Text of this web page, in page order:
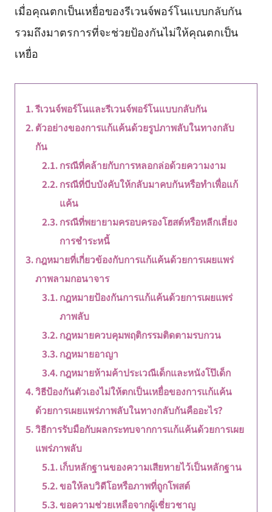
เมื่อคุณตกเป็นเหยื่อของรีเวนจ์พอร์โนแบบกลับกัน
รวมถึงมาตรการที่จะช่วยป้องกันไม่ให้คุณตกเป็น
เหยื่อ
รีเวนจ์พอร์โนและรีเวนจ์พอร์โนแบบกลับกัน
ตัวอย่างของการแก้แค้นด้วยรูปภาพลับในทางกลับ
กัน
กรณีที่คล้ายกับการหลอกล่อด้วยความงาม
กรณีที่บีบบังคับให้กลับมาคบกันหรือทำเพื่อแก้
แค้น
กรณีที่พยายามครอบครองโฮสต์หรือหลีกเลี่ยง
การชำระหนี้
กฎหมายที่เกี่ยวข้องกับการแก้แค้นด้วยการเผยแพร่
ภาพลามกอนาจาร
กฎหมายป้องกันการแก้แค้นด้วยการเผยแพร่
ภาพลับ
กฎหมายควบคุมพฤติกรรมติดตามรบกวน
กฎหมายอาญา
กฎหมายห้ามค้าประเวณีเด็กและหนังโป๊เด็ก
วิธีป้องกันตัวเองไม่ให้ตกเป็นเหยื่อของการแก้แค้น
ด้วยการเผยแพร่ภาพลับในทางกลับกันคืออะไร?
วิธีการรับมือกับผลกระทบจากการแก้แค้นด้วยการเผย
แพร่ภาพลับ
เก็บหลักฐานของความเสียหายไว้เป็นหลักฐาน
ขอให้ลบวิดีโอหรือภาพที่ถูกโพสต์
ขอความช่วยเหลือจากผู้เชี่ยวชาญ